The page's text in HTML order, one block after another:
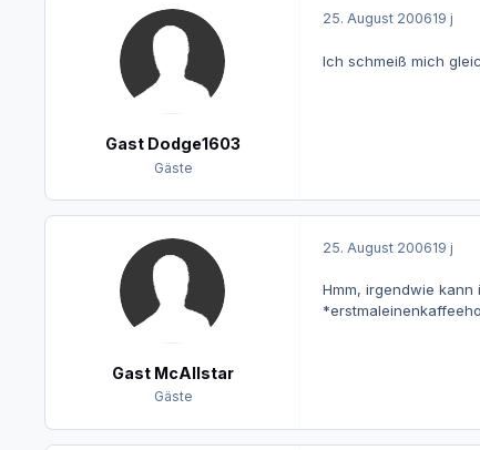
Gast Dodge1603
Gäste
25. August 200619 j
Ich schmeiß mich
Gast McAllstar
Gäste
25. August 200619 j
Hmm, irgendwie kann